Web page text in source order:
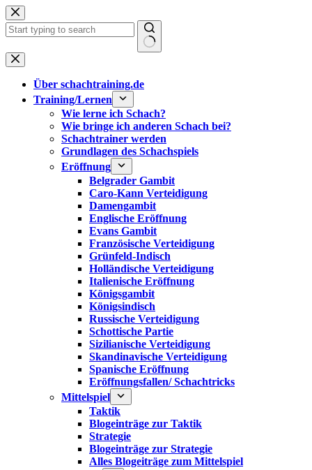
Zum
Inhalt
springen
Keine
Ergebnisse
Über schachtraining.de
Training/Lernen
Wie lerne ich Schach?
Wie bringe ich anderen Schach bei?
Schachtrainer werden
Grundlagen des Schachspiels
Eröffnung
Belgrader Gambit
Caro-Kann Verteidigung
Damengambit
Englische Eröffnung
Evans Gambit
Französische Verteidigung
Grünfeld-Indisch
Holländische Verteidigung
Italienische Eröffnung
Königsgambit
Königsindisch
Russische Verteidigung
Schottische Partie
Sizilianische Verteidigung
Skandinavische Verteidigung
Spanische Eröffnung
Eröffnungsfallen/ Schachtricks
Mittelspiel
Taktik
Blogeinträge zur Taktik
Strategie
Blogeinträge zur Strategie
Alles Blogeiträge zum Mittelspiel